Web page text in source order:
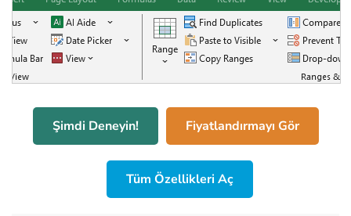
Şimdi Deneyin! Fiyatlandırmayı Gör
Tüm Özellikleri Aç